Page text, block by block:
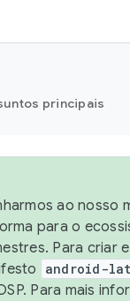
principais
ao
para o
Para criar
android-
Para mais